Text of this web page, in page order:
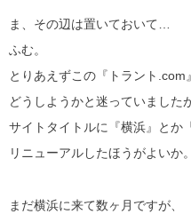
ま、その辺は置いておいて…
ふむ。
とりあえずこの『トラント.com』
どうしようかと迷っていました
サイトタイトルに『横浜』とか
リニューアルしたほうがよいか。
まだ横浜に来て数ヶ月ですが、